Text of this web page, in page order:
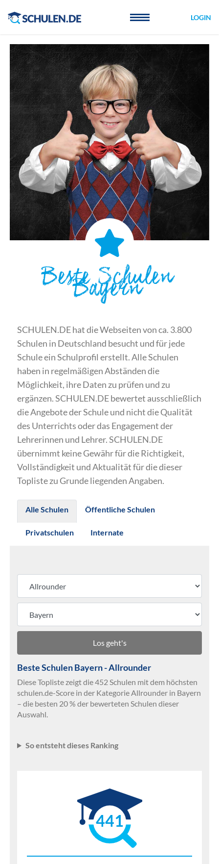
LOGIN
Beste Schulen
Bayern
SCHULEN.DE hat die Webseiten von ca. 3.800
Schulen in Deutschland besucht und für jede
Schule ein Schulprofil erstellt. Alle Schulen
haben in regelmäßigen Abständen die
Möglichkeit, ihre Daten zu prüfen und zu
ergänzen. SCHULEN.DE bewertet ausschließlich
die Angebote der Schule und nicht die Qualität
des Unterrichts oder das Engagement der
Lehrerinnen und Lehrer. SCHULEN.DE
übernimmt keine Gewähr für die Richtigkeit,
Vollständigkeit und Aktualität für die dieser
Topliste zu Grunde liegenden Angaben.
Alle Schulen Öffentliche Schulen
Privatschulen Internate
Los geht's
Beste Schulen Bayern - Allrounder
Diese Topliste zeigt die 452 Schulen mit dem höchsten
schulen.de-Score in der Kategorie Allrounder in Bayern
– die besten 20 % der bewerteten Schulen dieser
Auswahl.
So entsteht dieses Ranking
441